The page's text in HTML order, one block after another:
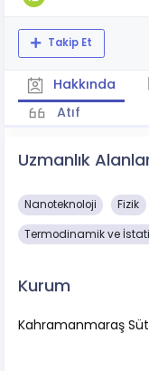
Takip Et
Hakkında
Atıf
Uzmanlık
Nanoteknoloji Fizik
Termodinamik ve
Kurum
Kahramanmaraş